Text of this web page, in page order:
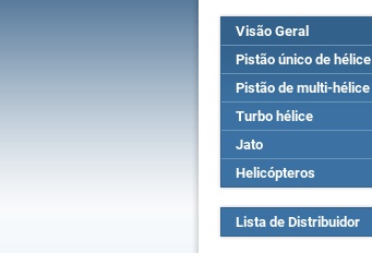
Visão Geral
Pistão único de hélice
Pistão de multi-hélice
Turbo hélice
Jato
Helicópteros
Lista de Distribuidor